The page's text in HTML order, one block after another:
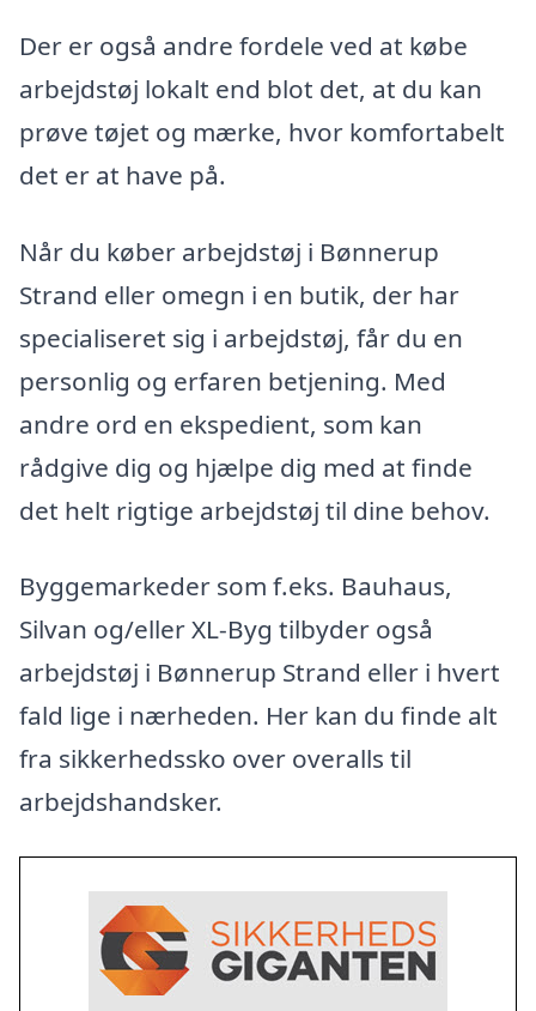
Der er også andre fordele ved at købe
arbejdstøj lokalt end blot det, at du kan
prøve tøjet og mærke, hvor komfortabelt
det er at have på.
Når du køber arbejdstøj i Bønnerup
Strand eller omegn i en butik, der har
specialiseret sig i arbejdstøj, får du en
personlig og erfaren betjening. Med
andre ord en ekspedient, som kan
rådgive dig og hjælpe dig med at finde
det helt rigtige arbejdstøj til dine behov.
Byggemarkeder som f.eks. Bauhaus,
Silvan og/eller XL-Byg tilbyder også
arbejdstøj i Bønnerup Strand eller i hvert
fald lige i nærheden. Her kan du finde alt
fra sikkerhedssko over overalls til
arbejdshandsker.